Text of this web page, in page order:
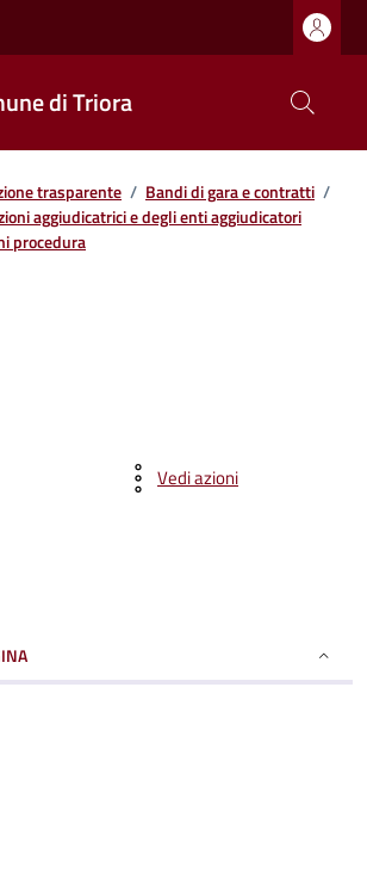
di Triora
trasparente / Bandi di gara e contratti /
aggiudicatrici e degli enti aggiudicatori
procedura
Vedi azioni